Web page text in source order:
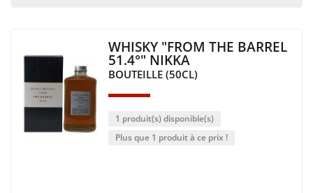
WHISKY "FROM THE BARREL
51.4°" NIKKA
BOUTEILLE (50CL)
1 produit(s) disponible(s)
Plus que 1 produit à ce prix !